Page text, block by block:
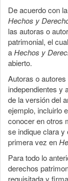
De acuerdo con
Hechos y
las autoras o
patrimonial, el
aHechos y
abierto.
Autoras o
independientes y
de la versión del
ejemplo, incluirlo
conocer en otros
se indique clara y
primera vez en
Para todo lo
derechos
requisitada y